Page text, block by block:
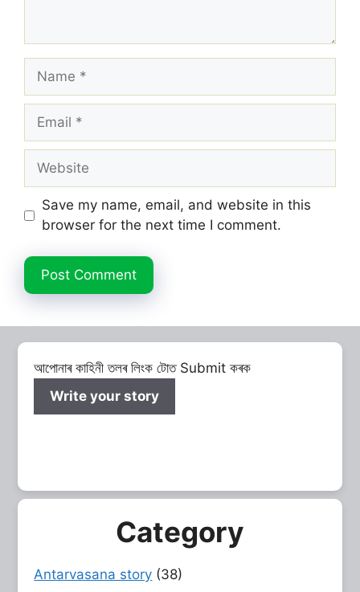
Name
Email
Website
Save my name, email, and website in this
browser for the next time I comment.
আপোনাৰ কাহিনী তলৰ লিংক টোত Submit কৰক
Write your story
Category
Antarvasana story (38)